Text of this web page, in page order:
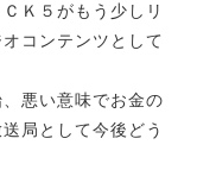
Ｋ５がもう少しリ
コンテンツとして
悪い意味でお金の
局として今後どう